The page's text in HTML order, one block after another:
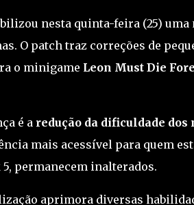
nesta quinta-feira (25) uma
O patch traz correções de
o minigame Leon Must Die
é a redução da dificuldade dos
mais acessível para quem
5, permanecem inalterados.
aprimora diversas